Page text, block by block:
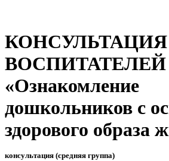
ВОСПИТАТЕЛЕЙ
«Ознакомление
дошкольников с
здорового образа
консультация (средняя группа)